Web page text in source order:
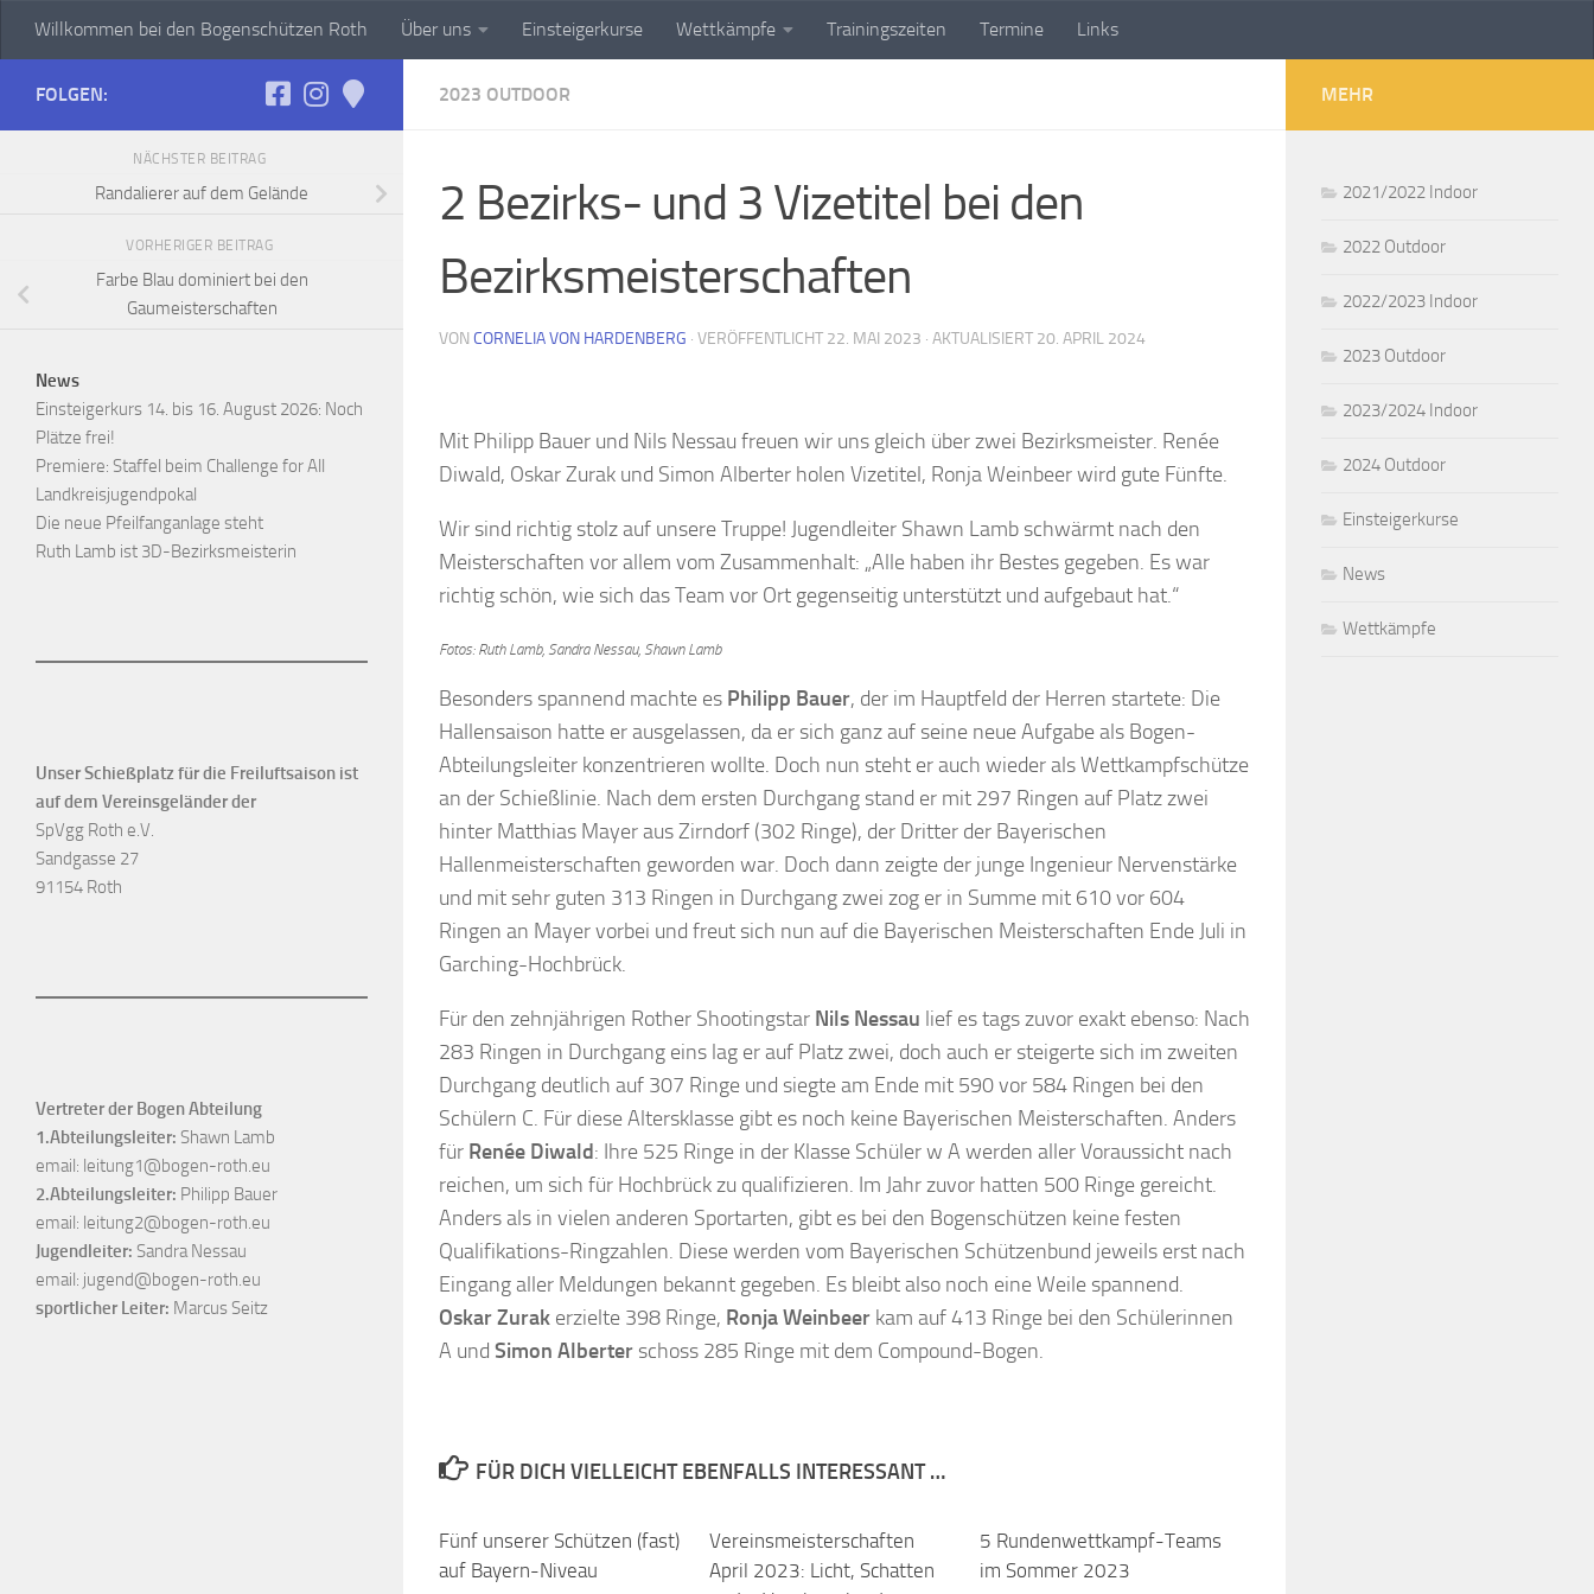
Zum Inhalt springen
Willkommen bei den Bogenschützen Roth Über uns Einsteigerkurse Wettkämpfe Trainingszeiten Termine Links
2023 OUTDOOR
2 Bezirks- und 3 Vizetitel bei den
Bezirksmeisterschaften
VON CORNELIA VON HARDENBERG · VERÖFFENTLICHT 22. MAI 2023 · AKTUALISIERT 20. APRIL 2024
Mit Philipp Bauer und Nils Nessau freuen wir uns gleich über zwei Bezirksmeister. Renée
Diwald, Oskar Zurak und Simon Alberter holen Vizetitel, Ronja Weinbeer wird gute Fünfte.
Wir sind richtig stolz auf unsere Truppe! Jugendleiter Shawn Lamb schwärmt nach den
Meisterschaften vor allem vom Zusammenhalt: „Alle haben ihr Bestes gegeben. Es war
richtig schön, wie sich das Team vor Ort gegenseitig unterstützt und aufgebaut hat.“
Fotos: Ruth Lamb, Sandra Nessau, Shawn Lamb
Besonders spannend machte es Philipp Bauer, der im Hauptfeld der Herren startete: Die
Hallensaison hatte er ausgelassen, da er sich ganz auf seine neue Aufgabe als Bogen-
Abteilungsleiter konzentrieren wollte. Doch nun steht er auch wieder als Wettkampfschütze
an der Schießlinie. Nach dem ersten Durchgang stand er mit 297 Ringen auf Platz zwei
hinter Matthias Mayer aus Zirndorf (302 Ringe), der Dritter der Bayerischen
Hallenmeisterschaften geworden war. Doch dann zeigte der junge Ingenieur Nervenstärke
und mit sehr guten 313 Ringen in Durchgang zwei zog er in Summe mit 610 vor 604
Ringen an Mayer vorbei und freut sich nun auf die Bayerischen Meisterschaften Ende Juli in
Garching-Hochbrück.
Für den zehnjährigen Rother Shootingstar Nils Nessau lief es tags zuvor exakt ebenso: Nach
283 Ringen in Durchgang eins lag er auf Platz zwei, doch auch er steigerte sich im zweiten
Durchgang deutlich auf 307 Ringe und siegte am Ende mit 590 vor 584 Ringen bei den
Schülern C. Für diese Altersklasse gibt es noch keine Bayerischen Meisterschaften. Anders
für Renée Diwald: Ihre 525 Ringe in der Klasse Schüler w A werden aller Voraussicht nach
reichen, um sich für Hochbrück zu qualifizieren. Im Jahr zuvor hatten 500 Ringe gereicht.
Anders als in vielen anderen Sportarten, gibt es bei den Bogenschützen keine festen
Qualifikations-Ringzahlen. Diese werden vom Bayerischen Schützenbund jeweils erst nach
Eingang aller Meldungen bekannt gegeben. Es bleibt also noch eine Weile spannend.
Oskar Zurak erzielte 398 Ringe, Ronja Weinbeer kam auf 413 Ringe bei den Schülerinnen
A und Simon Alberter schoss 285 Ringe mit dem Compound-Bogen.
FÜR DICH VIELLEICHT EBENFALLS INTERESSANT …
Fünf unserer Schützen (fast)
auf Bayern-Niveau
Vereinsmeisterschaften
April 2023: Licht, Schatten
5 Rundenwettkampf-Teams
im Sommer 2023
FOLGEN:
NÄCHSTER BEITRAG
Randalierer auf dem Gelände
VORHERIGER BEITRAG
Farbe Blau dominiert bei den
Gaumeisterschaften
News
Einsteigerkurs 14. bis 16. August 2026: Noch
Plätze frei!
Premiere: Staffel beim Challenge for All
Landkreisjugendpokal
Die neue Pfeilfanganlage steht
Ruth Lamb ist 3D-Bezirksmeisterin
Unser Schießplatz für die Freiluftsaison ist
auf dem Vereinsgeländer der
SpVgg Roth e.V.
Sandgasse 27
91154 Roth
Vertreter der Bogen Abteilung
1.Abteilungsleiter: Shawn Lamb
email: leitung1@bogen-roth.eu
2.Abteilungsleiter: Philipp Bauer
email: leitung2@bogen-roth.eu
Jugendleiter: Sandra Nessau
email: jugend@bogen-roth.eu
sportlicher Leiter: Marcus Seitz
MEHR
2021/2022 Indoor
2022 Outdoor
2022/2023 Indoor
2023 Outdoor
2023/2024 Indoor
2024 Outdoor
Einsteigerkurse
News
Wettkämpfe